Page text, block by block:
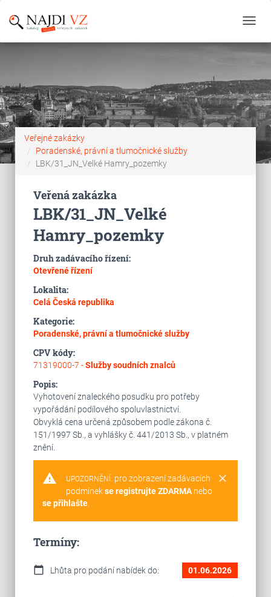
Veřejné zakázky
Poradenské, právní a tlumočnické služby
LBK/31_JN_Velké Hamry_pozemky
Veřená zakázka
LBK/31_JN_Velké
Hamry_pozemky
Druh zadávacího řízení:
Otevřené řízení
Lokalita:
Celá Česká republika
Kategorie:
Poradenské, právní a tlumočnické služby
CPV kódy:
71319000-7 -Služby soudních znalců
Popis:
Vyhotovení znaleckého posudku pro potřeby
vypořádání podílového spoluvlastnictví.
Obvyklá cena určená způsobem podle zákona č.
151/1997 Sb., a vyhlášky č. 441/2013 Sb., v platném
znění.
warning clear
UPOZORNĚNÍ: pro zobrazení zadávacích
podmínekse registrujte ZDARMAnebo
se přihlašte.
Termíny:
calendar_today Lhůta pro podání nabídek do: 01.06.2026